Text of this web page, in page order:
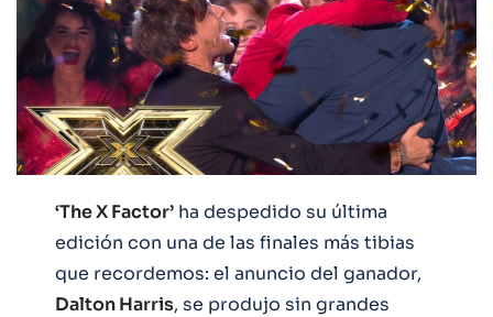
‘The X Factor’ ha despedido su última
edición con una de las finales más tibias
que recordemos: el anuncio del ganador,
Dalton Harris, se produjo sin grandes